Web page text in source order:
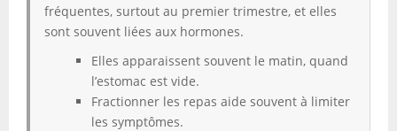
fréquentes, surtout au premier trimestre, et elles
sont souvent liées aux hormones.
Elles apparaissent souvent le matin, quand
l’estomac est vide.
Fractionner les repas aide souvent à limiter
les symptômes.